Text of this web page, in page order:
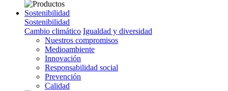
Sostenibilidad
Sostenibilidad
Cambio climático Igualdad y diversidad
Nuestros compromisos
Medioambiente
Innovación
Responsabilidad social
Prevención
Calidad